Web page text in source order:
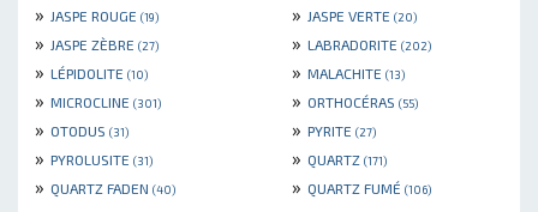
» JASPE ROUGE (19) » JASPE VERTE (20)
» JASPE ZÈBRE (27) » LABRADORITE (202)
» LÉPIDOLITE (10) » MALACHITE (13)
» MICROCLINE (301) » ORTHOCÉRAS (55)
» OTODUS (31) » PYRITE (27)
» PYROLUSITE (31) » QUARTZ (171)
» QUARTZ FADEN (40) » QUARTZ FUMÉ (106)